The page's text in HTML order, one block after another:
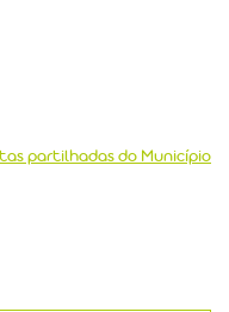
partilhadas do Município